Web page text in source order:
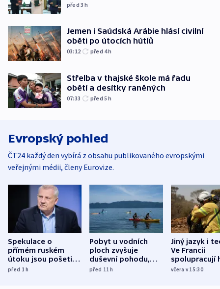
před 3h
Jemen i Saúdská Arábie hlásí civilní
oběti po útocích hútíů
03:12 před 4h
Střelba v thajské škole má řadu
obětí a desítky raněných
07:33 před 5h
Evropský pohled
ČT24 každý den vybírá z obsahu publikovaného evropskými
veřejnými médii, členy Eurovize.
Spekulace o
přímém ruském
útoku jsou pošetilé,
míní estonský
před 1h
Pobyt u vodních
ploch zvyšuje
duševní pohodu,
ukázala
před 11h
Jiný jazyk i
Ve Francii
spolupracují
různých zemí
včera v 15:30